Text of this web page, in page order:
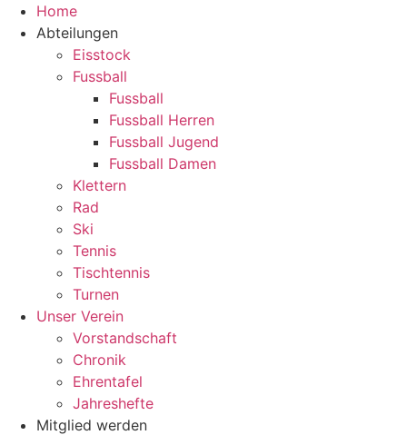
Zum
Inhalt
springen
Home
Abteilungen
Eisstock
Fussball
Fussball
Fussball Herren
Fussball Jugend
Fussball Damen
Klettern
Rad
Ski
Tennis
Tischtennis
Turnen
Unser Verein
Vorstandschaft
Chronik
Ehrentafel
Jahreshefte
Mitglied werden